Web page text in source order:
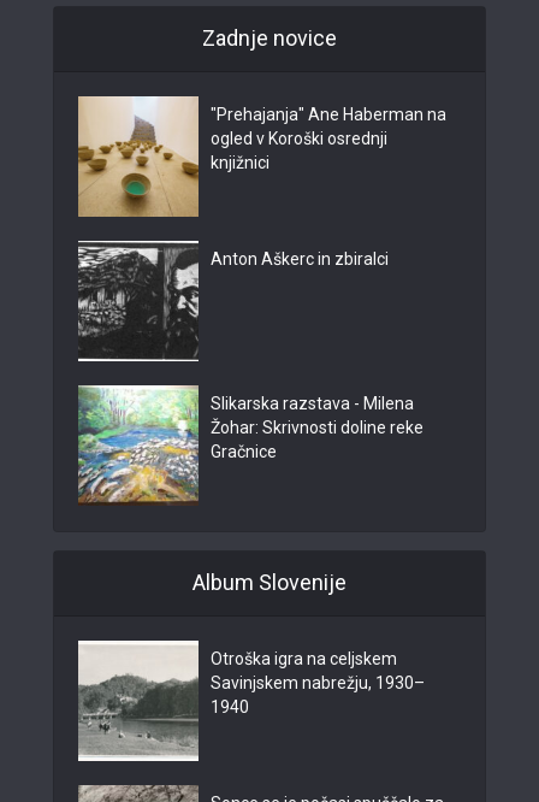
Zadnje novice
"Prehajanja" Ane Haberman na
ogled v Koroški osrednji
knjižnici
Anton Aškerc in zbiralci
Slikarska razstava - Milena
Žohar: Skrivnosti doline reke
Gračnice
Album Slovenije
Otroška igra na celjskem
Savinjskem nabrežju, 1930–
1940